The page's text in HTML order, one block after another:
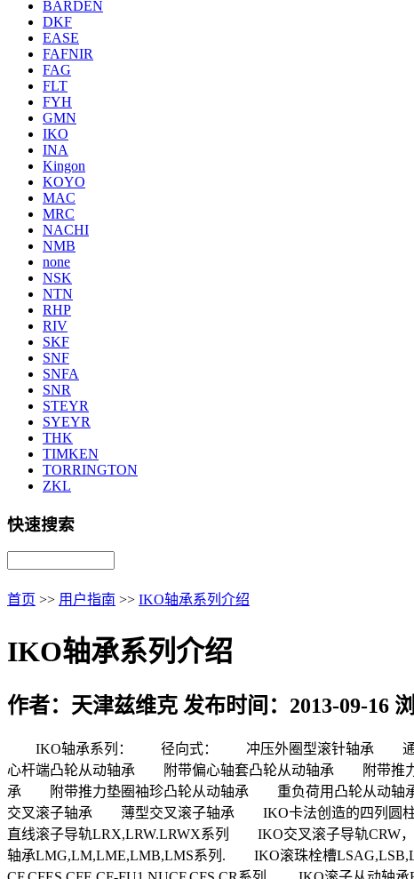
BARDEN
DKF
EASE
FAFNIR
FAG
FLT
FYH
GMN
IKO
INA
Kingon
KOYO
MAC
MRC
NACHI
NMB
none
NSK
NTN
RHP
RIV
SKF
SNF
SNFA
SNR
STEYR
SYEYR
THK
TIMKEN
TORRINGTON
ZKL
快速搜索
首页 >> 用户指南 >> IKO轴承系列介绍
IKO轴承系列介绍
作者：天津兹维克 发布时间：2013-09-16
IKO轴承系列： 径向式： 冲压外圈型滚针轴承 通
心杆端凸轮从动轴承 附带偏心轴套凸轮从动轴承 附带推
承 附带推力垫圈袖珍凸轮从动轴承 重负荷用凸轮从动
交叉滚子轴承 薄型交叉滚子轴承 IKO卡法创造的四列圆柱
直线滚子导轨LRX,LRW.LRWX系列 IKO交叉滚子导轨
轴承LMG,LM,LME,LMB,LMS系列. IKO滚珠栓槽